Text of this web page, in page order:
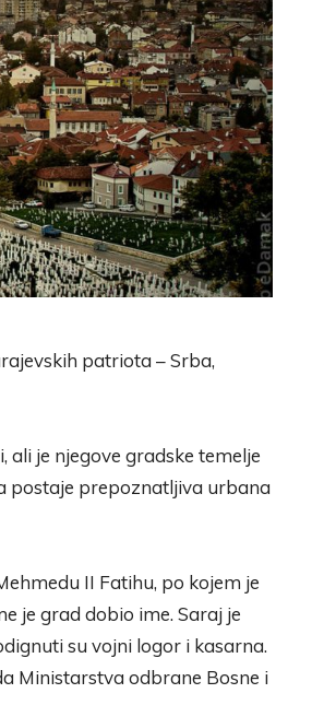
patriota – Srba,
je njegove gradske temelje
postaje prepoznatljiva urbana
II Fatihu, po kojem je
je grad dobio ime. Saraj je
su vojni logor i kasarna.
Ministarstva odbrane Bosne i